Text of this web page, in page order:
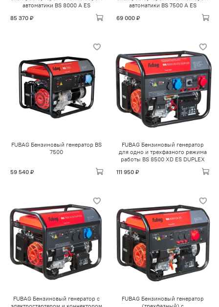
автоматики BS 8000 A ES
85 370 ₽
автоматики BS 7500 A ES
69 000 ₽
FUBAG Бензиновый генератор BS
7500
59 540 ₽
FUBAG Бензиновый генератор
для одно и трехфазного режима
работы BS 8500 XD ES DUPLEX
111 950 ₽
FUBAG Бензиновый генератор с
FUBAG Бензиновый генератор